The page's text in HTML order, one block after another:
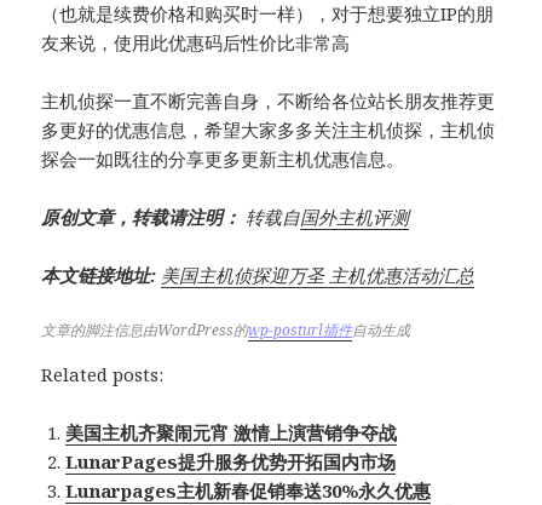
（也就是续费价格和购买时一样），对于想要独立IP的朋
友来说，使用此优惠码后性价比非常高
主机侦探一直不断完善自身，不断给各位站长朋友推荐更
多更好的优惠信息，希望大家多多关注主机侦探，主机侦
探会一如既往的分享更多更新主机优惠信息。
原创文章，转载请注明： 转载自国外主机评测
本文链接地址: 美国主机侦探迎万圣 主机优惠活动汇总
文章的脚注信息由WordPress的wp-posturl插件自动生成
Related posts:
美国主机齐聚闹元宵 激情上演营销争夺战
LunarPages提升服务优势开拓国内市场
Lunarpages主机新春促销奉送30%永久优惠